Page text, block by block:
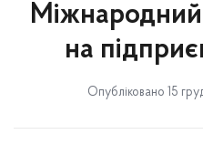
Міжнародний
на
Опубліковано 15